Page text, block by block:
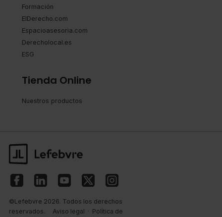
Formación
ElDerecho.com
Espacioasesoria.com
Derecholocal.es
ESG
Tienda Online
Nuestros productos
©Lefebvre 2026. Todos los derechos
reservados.
Aviso legal · Política de